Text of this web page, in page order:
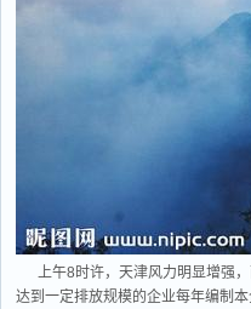
上午8时许，天津风力明显增强
达到一定排放规模的企业每年编制